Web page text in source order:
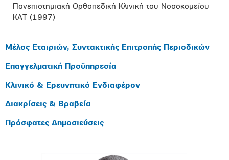
Πανεπιστημιακή Ορθοπεδική Κλινική του Νοσοκομείου
ΚΑΤ (1997)
Μέλος Εταιριών, Συντακτικής Επιτροπής Περιοδικών
Επαγγελματική Προϋπηρεσία
Κλινικό & Ερευνητικό Ενδιαφέρον
Διακρίσεις & Βραβεία
Πρόσφατες Δημοσιεύσεις